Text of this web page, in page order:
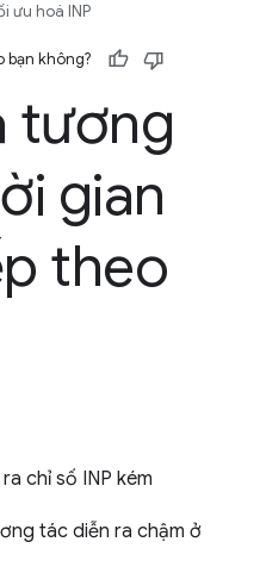
ưu hoá INP
bạn không?
tương
gian
theo
chỉ số INP kém
tác diễn ra chậm ở